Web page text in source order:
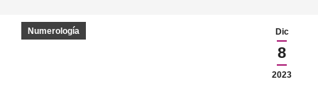
Dic
8
2023
Numerología